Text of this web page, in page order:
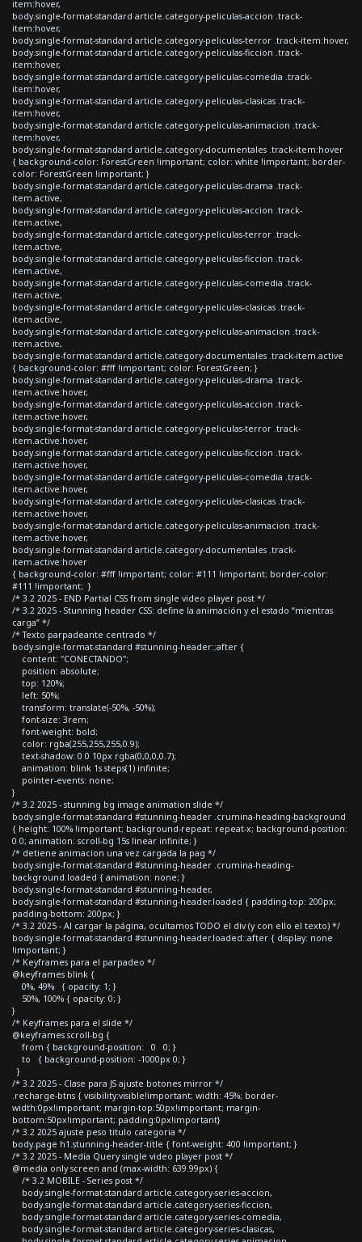
item:hover,
body.single-format-standard article.category-peliculas-accion .track-
item:hover,
body.single-format-standard article.category-peliculas-terror .track-item:hover,
body.single-format-standard article.category-peliculas-ficcion .track-
item:hover,
body.single-format-standard article.category-peliculas-comedia .track-
item:hover,
body.single-format-standard article.category-peliculas-clasicas .track-
item:hover,
body.single-format-standard article.category-peliculas-animacion .track-
item:hover,
body.single-format-standard article.category-documentales .track-item:hover
{ background-color: ForestGreen !important; color: white !important; border-
color: ForestGreen !important; }
body.single-format-standard article.category-peliculas-drama .track-
item.active,
body.single-format-standard article.category-peliculas-accion .track-
item.active,
body.single-format-standard article.category-peliculas-terror .track-
item.active,
body.single-format-standard article.category-peliculas-ficcion .track-
item.active,
body.single-format-standard article.category-peliculas-comedia .track-
item.active,
body.single-format-standard article.category-peliculas-clasicas .track-
item.active,
body.single-format-standard article.category-peliculas-animacion .track-
item.active,
body.single-format-standard article.category-documentales .track-item.active
{ background-color: #fff !important; color: ForestGreen; }
body.single-format-standard article.category-peliculas-drama .track-
item.active:hover,
body.single-format-standard article.category-peliculas-accion .track-
item.active:hover,
body.single-format-standard article.category-peliculas-terror .track-
item.active:hover,
body.single-format-standard article.category-peliculas-ficcion .track-
item.active:hover,
body.single-format-standard article.category-peliculas-comedia .track-
item.active:hover,
body.single-format-standard article.category-peliculas-clasicas .track-
item.active:hover,
body.single-format-standard article.category-peliculas-animacion .track-
item.active:hover,
body.single-format-standard article.category-documentales .track-
item.active:hover
{ background-color: #fff !important; color: #111 !important; border-color:
#111 !important; }
/* 3.2 2025 - END Partial CSS from single video player post */
/* 3.2 2025 - Stunning header CSS: define la animación y el estado “mientras
carga” */
/* Texto parpadeante centrado */
body.single-format-standard #stunning-header::after {
content: "CONECTANDO";
position: absolute;
top: 120%;
left: 50%;
transform: translate(-50%, -50%);
font-size: 3rem;
font-weight: bold;
color: rgba(255,255,255,0.9);
text-shadow: 0 0 10px rgba(0,0,0,0.7);
animation: blink 1s steps(1) infinite;
pointer-events: none;
}
/* 3.2 2025 - stunning bg image animation slide */
body.single-format-standard #stunning-header .crumina-heading-background
{ height: 100% !important; background-repeat: repeat-x; background-position:
0 0; animation: scroll-bg 15s linear infinite; }
/* detiene animacion una vez cargada la pag */
body.single-format-standard #stunning-header .crumina-heading-
background.loaded { animation: none; }
body.single-format-standard #stunning-header,
body.single-format-standard #stunning-header.loaded { padding-top: 200px;
padding-bottom: 200px; }
/* 3.2 2025 - Al cargar la página, ocultamos TODO el div (y con ello el texto) */
body.single-format-standard #stunning-header.loaded::after { display: none
!important; }
/* Keyframes para el parpadeo */
@keyframes blink {
0%, 49% { opacity: 1; }
50%, 100% { opacity: 0; }
}
/* Keyframes para el slide */
@keyframes scroll-bg {
from { background-position: 0 0; }
to { background-position: -1000px 0; }
}
/* 3.2 2025 - Clase para JS ajuste botones mirror */
.recharge-btns { visibility:visible!important; width: 45%; border-
width:0px!important; margin-top:50px!important; margin-
bottom:50px!important; padding:0px!important}
/* 3.2 2025 ajuste peso titulo categoria */
body.page h1.stunning-header-title { font-weight: 400 !important; }
/* 3.2 2025 - Media Query single video player post */
@media only screen and (max-width: 639.99px) {
/* 3.2 MOBILE - Series post */
body.single-format-standard article.category-series-accion,
body.single-format-standard article.category-series-ficcion,
body.single-format-standard article.category-series-comedia,
body.single-format-standard article.category-series-clasicas,